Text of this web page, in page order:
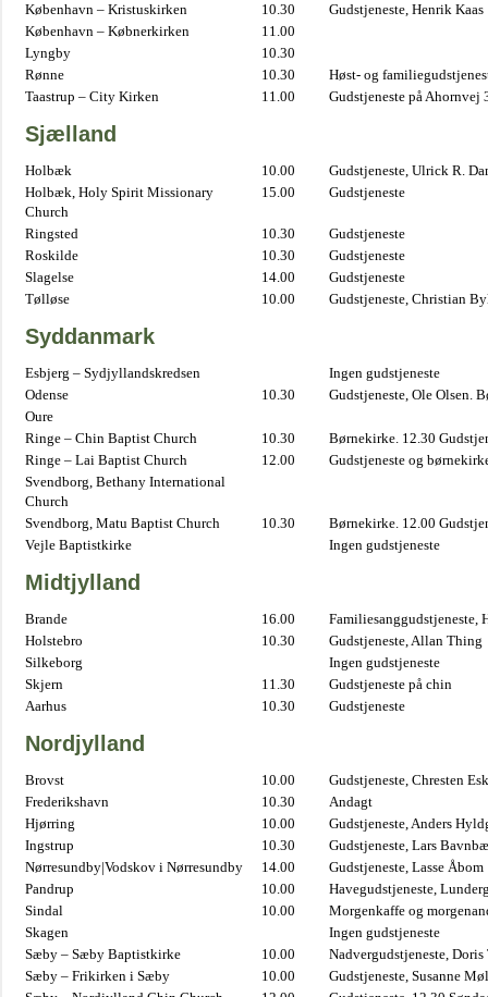
København – Kristuskirken
10.30
Gudstjeneste, Henrik Kaas
København – Købnerkirken
11.00
Lyngby
10.30
Rønne
10.30
Høst- og
Taastrup – City Kirken
11.00 Gudstjeneste på Ahornvej
Sjælland
Holbæk 10.00
Gudstjeneste, Ulrick R.
Holbæk, Holy Spirit Missionary
Church
15.00 Gudstjeneste
Ringsted 10.30
Gudstjeneste
Roskilde
10.30
Gudstjeneste
Slagelse
14.00
Gudstjeneste
Tølløse
10.00 Gudstjeneste, Christian
Syddanmark
Esbjerg – Sydjyllandskredsen
Ingen gudstjeneste
Odense
10.30
Gudstjeneste, Ole Olsen.
Oure
Ringe – Chin Baptist Church
10.30
Børnekirke. 12.30
Ringe – Lai Baptist Church
12.00
Gudstjeneste og
Svendborg, Bethany International
Church
Svendborg, Matu Baptist Church
10.30
Børnekirke. 12.00
Vejle Baptistkirke
Ingen gudstjeneste
Midtjylland
Brande 16.00
Familiesanggudstjeneste,
Holstebro
10.30
Gudstjeneste, Allan Thing
Silkeborg
Ingen gudstjeneste
Skjern
11.30
Gudstjeneste på chin
Aarhus
10.30 Gudstjeneste
Nordjylland
Brovst 10.00
Gudstjeneste, Chresten
Frederikshavn
10.30
Andagt
Hjørring
10.00
Gudstjeneste, Anders
Ingstrup
10.30
Gudstjeneste, Lars
Nørresundby|Vodskov i Nørresundby
14.00
Gudstjeneste, Lasse Åbom
Pandrup
10.00
Havegudstjeneste,
Sindal
10.00
Morgenkaffe og
Skagen
Ingen gudstjeneste
Sæby – Sæby Baptistkirke
10.00
Nadvergudstjeneste,
Sæby – Frikirken i Sæby
10.00
Gudstjeneste, Susanne